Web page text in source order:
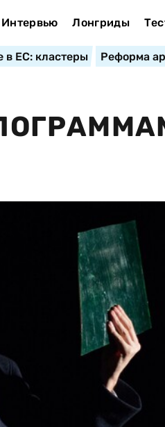
Интервью Лонгриды
в ЕС: кластеры Реформа